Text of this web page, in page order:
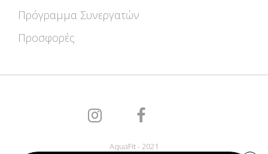
Πρόγραμμα Συνεργατών
Προσφορές
AquaFit - 2021